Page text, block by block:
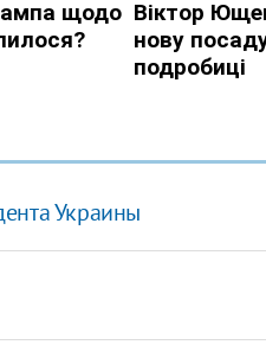
Украины